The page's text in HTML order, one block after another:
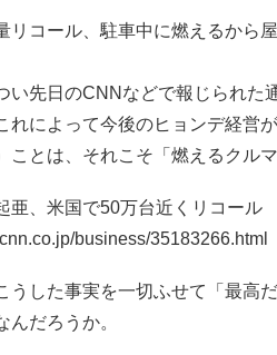
コール、駐車中に燃えるから
先日のCNNなどで報じられた
れによって今後のヒョンデ経営
ことは、それこそ「燃えるクル
亜、米国で50万台近くリコー
business/35183266.html
した事実を一切ふせて「最高
んだろうか。